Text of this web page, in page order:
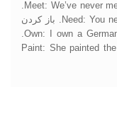
کردن Make: I’m making tea. ملاقات کردن Meet: We’ve never met.
نیاز داشتن Need: You need to change your eating habits. باز کردن
Open: Open the windows. مالک بودن Own: I own a German car.
افعال پرکاربرد انگلیسی با حرف P رنگ زدن Paint: She painted the